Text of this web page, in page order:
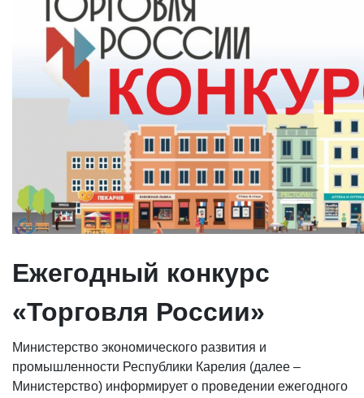
Ежегодный конкурс
«Торговля России»
Министерство экономического развития и
промышленности Республики Карелия (далее –
Министерство) информирует о проведении ежегодного